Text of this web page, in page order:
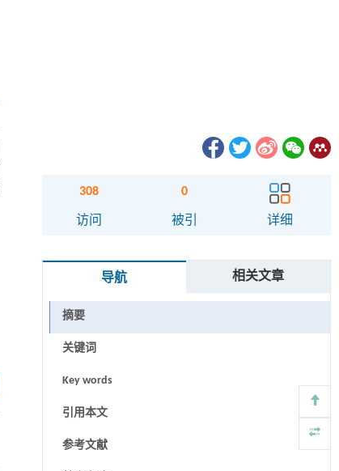
308
访问
0
被引 详细
导航 相关文章
摘要
关键词
Key words
引用本文
参考文献